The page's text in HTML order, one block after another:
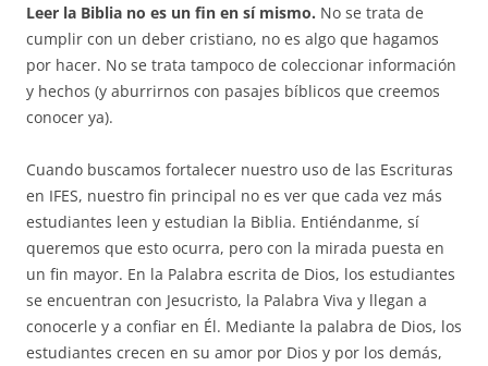
Leer la Biblia no es un fin en sí mismo. No se trata de
cumplir con un deber cristiano, no es algo que hagamos
por hacer. No se trata tampoco de coleccionar información
y hechos (y aburrirnos con pasajes bíblicos que creemos
conocer ya).
Cuando buscamos fortalecer nuestro uso de las Escrituras
en IFES, nuestro fin principal no es ver que cada vez más
estudiantes leen y estudian la Biblia. Entiéndanme, sí
queremos que esto ocurra, pero con la mirada puesta en
un fin mayor. En la Palabra escrita de Dios, los estudiantes
se encuentran con Jesucristo, la Palabra Viva y llegan a
conocerle y a confiar en Él. Mediante la palabra de Dios, los
estudiantes crecen en su amor por Dios y por los demás,